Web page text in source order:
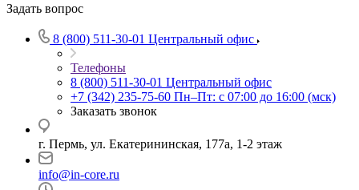
Задать вопрос
8 (800) 511-30-01 Центральный офис
Телефоны
8 (800) 511-30-01 Центральный офис
+7 (342) 235-75-60 Пн–Пт: с 07:00 до 16:00 (мск)
Заказать звонок
г. Пермь, ул. ​Екатерининская, 177а, ​1-2 этаж
info@in-core.ru